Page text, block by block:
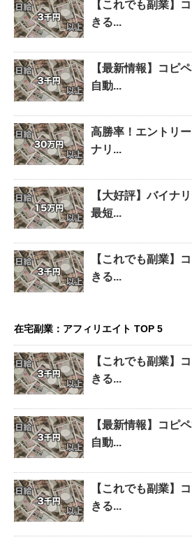
【これでも副業】
きる...
【最新情報】コピ
自動...
高勝率！エントリ
ナリ...
【大好評】バイナ
最短...
【これでも副業】
きる...
在宅副業：アフィリエイト TOP 5
【これでも副業】
きる...
【最新情報】コピ
自動...
【これでも副業】
きる...